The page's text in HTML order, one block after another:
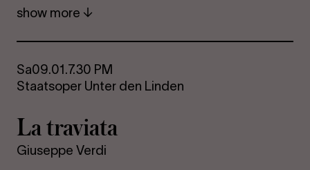
show more
Sa09.01.7.30 PM
Staatsoper Unter den Linden
La travi­ata
Giuseppe Verdi